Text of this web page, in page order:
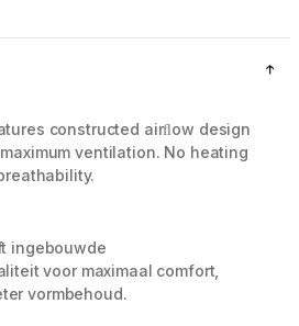
constructed airﬂow design
ventilation. No heating
ingebouwde
voor maximaal comfort,
vormbehoud.